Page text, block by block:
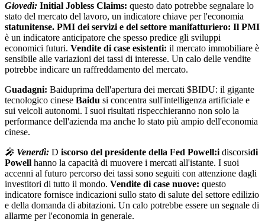
Giovedì: Initial Jobless Claims: questo dato potrebbe segnalare lo
stato del mercato del lavoro, un indicatore chiave per l'economia
statunitense. PMI dei servizi e del settore manifatturiero: Il PMI
è un indicatore anticipatore che spesso predice gli sviluppi
economici futuri. Vendite di case esistenti: il mercato immobiliare è
sensibile alle variazioni dei tassi di interesse. Un calo delle vendite
potrebbe indicare un raffreddamento del mercato.
Guadagni: Baiduprima dell'apertura dei mercati $BIDU: il gigante
tecnologico cinese Baidu si concentra sull'intelligenza artificiale e
sui veicoli autonomi. I suoi risultati rispecchieranno non solo la
performance dell'azienda ma anche lo stato più ampio dell'economia
cinese.
🎤 Venerdì: D iscorso del presidente della Fed Powell:i discorsidi
Powell hanno la capacità di muovere i mercati all'istante. I suoi
accenni al futuro percorso dei tassi sono seguiti con attenzione dagli
investitori di tutto il mondo. Vendite di case nuove: questo
indicatore fornisce indicazioni sullo stato di salute del settore edilizio
e della domanda di abitazioni. Un calo potrebbe essere un segnale di
allarme per l'economia in generale.